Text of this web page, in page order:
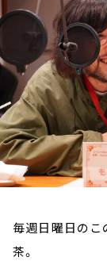
毎週日曜日のこ
茶。